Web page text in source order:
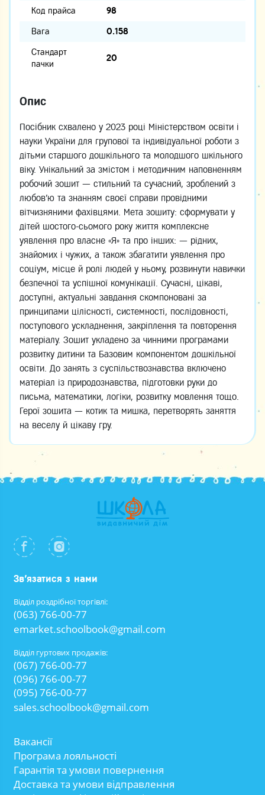
Код прайса 98
Вага 0.158
Стандарт
пачки
20
Опис
Посібник схвалено у 2023 році Міністерством освіти і
науки України для групової та індивідуальної роботи з
дітьми старшого дошкільного та молодшого шкільного
віку. Унікальний за змістом і методичним наповненням
робочий зошит — стильний та сучасний, зроблений з
любов’ю та знанням своєї справи провідними
вітчизняними фахівцями. Мета зошиту: сформувати у
дітей шостого-сьомого року життя комплексне
уявлення про власне «Я» та про інших: — рідних,
знайомих і чужих, а також збагатити уявлення про
соціум, місце й ролі людей у ньому, розвинути навички
безпечної та успішної комунікації. Сучасні, цікаві,
доступні, актуальні завдання скомпоновані за
принципами цілісності, системності, послідовності,
поступового ускладнення, закріплення та повторення
матеріалу. Зошит укладено за чинними програмами
розвитку дитини та Базовим компонентом дошкільної
освіти. До занять з суспільствознавства включено
матеріал із природознавства, підготовки руки до
письма, математики, логіки, розвитку мовлення тощо.
Герої зошита — котик та мишка, перетворять заняття
на веселу й цікаву гру.
Зв’язатися з нами
Відділ роздрібної торгівлі:
(063) 766-00-77
emarket.schoolbook@gmail.com
Відділ гуртових продажів:
(067) 766-00-77
(096) 766-00-77
(095) 766-00-77
sales.schoolbook@gmail.com
Вакансії
Програма лояльності
Гарантія та умови повернення
Доставка та умови відправлення